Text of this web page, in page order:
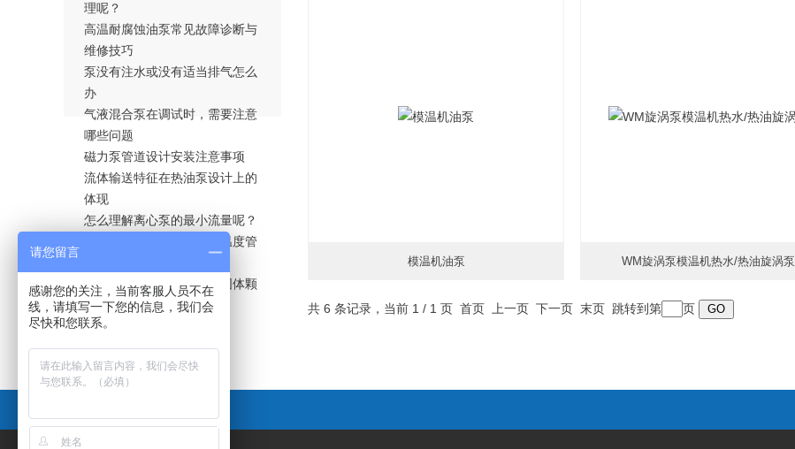
理呢？
高温耐腐蚀油泵常见故障诊断与
维修技巧
泵没有注水或没有适当排气怎么
办
气液混合泵在调试时，需要注意
哪些问题
磁力泵管道设计安装注意事项
流体输送特征在热油泵设计上的
体现
怎么理解离心泵的最小流量呢？
防爆循环泵的流体控制与温度管
磁力泵的输送介质中含有固体颗
粒该怎么办？
模温机油泵 WM旋涡泵模温机热水/热油旋涡泵
更新时间：2026-01-18
共 6 条记录，当前 1 / 1 页 首页 上一页 下一页 末页 跳转到第 页
请您留言
感谢您的关注，当前客服人员不在
线，请填写一下您的信息，我们会
尽快和您联系。